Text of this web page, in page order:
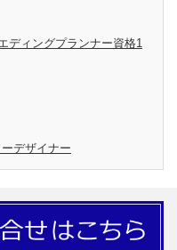
ディングプランナー資格1
デザイナー